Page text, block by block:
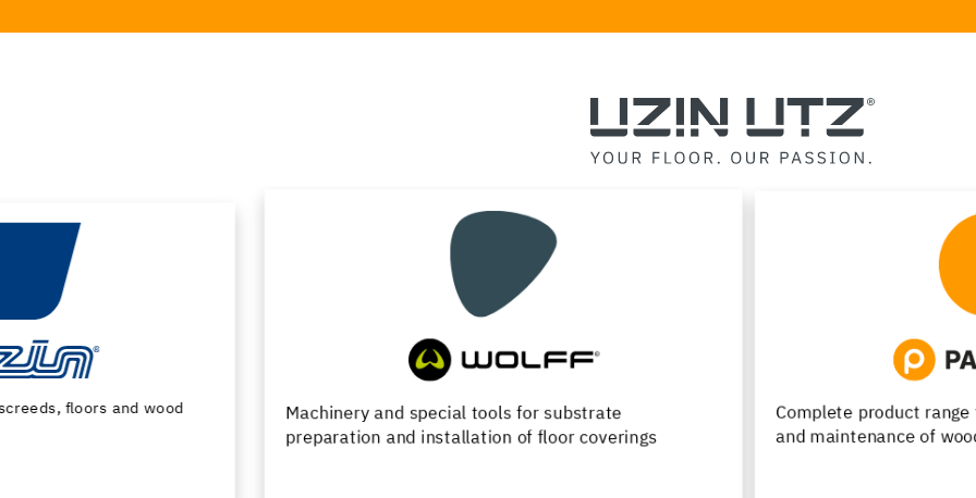
Machinery and special tools for substrate
preparation and installation of floor coverings
Complete product range for installation, renovation
and maintenance of wood flooring